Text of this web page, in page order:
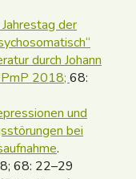
der
durch Johann
2018; 68:
und
bei
.
68: 22–29